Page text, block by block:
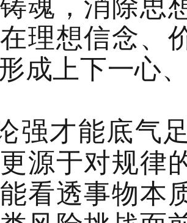
理想信念、
成上下一心
强才能底气
源于对规律
看透事物本